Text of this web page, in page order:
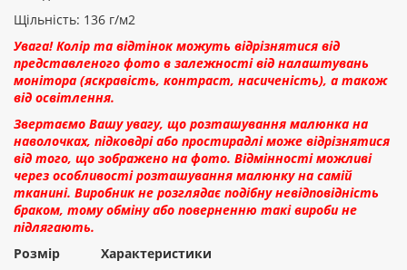
Щільність: 136 г/м2
Увага! Колір та відтінок можуть відрізнятися від
представленого фото в залежності від налаштувань
монітора (яскравість, контраст, насиченість), а також
від освітлення.
Звертаємо Вашу увагу, що розташування малюнка на
наволочках, підковдрі або простирадлі може відрізнятися
від того, що зображено на фото. Відмінності можливі
через особливості розташування малюнку на самій
тканині. Виробник не розглядає подібну невідповідність
браком, тому обміну або поверненню такі вироби не
підлягають.
Розмір
Характеристики